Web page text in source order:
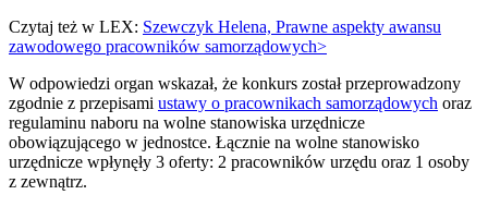
Czytaj też w LEX: Szewczyk Helena, Prawne aspekty awansu
zawodowego pracowników samorządowych>
W odpowiedzi organ wskazał, że konkurs został przeprowadzony
zgodnie z przepisami ustawy o pracownikach samorządowych oraz
regulaminu naboru na wolne stanowiska urzędnicze
obowiązującego w jednostce. Łącznie na wolne stanowisko
urzędnicze wpłynęły 3 oferty: 2 pracowników urzędu oraz 1 osoby
z zewnątrz.